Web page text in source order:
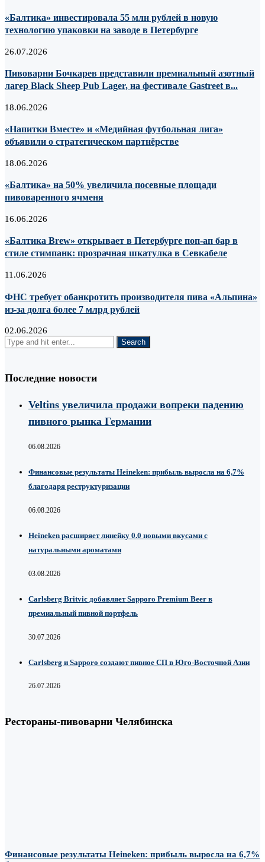
«Балтика» инвестировала 55 млн рублей в новую
технологию упаковки на заводе в Петербурге
26.07.2026
Пивоварни Бочкарев представили премиальный азотный
лагер Black Sheep Pub Lager, на фестивале Gastreet в...
18.06.2026
«Напитки Вместе» и «Медийная футбольная лига»
объявили о стратегическом партнёрстве
18.06.2026
«Балтика» на 50% увеличила посевные площади
пивоваренного ячменя
16.06.2026
«Балтика Brew» открывает в Петербурге поп-ап бар в
стиле стимпанк: прозрачная шкатулка в Севкабеле
11.06.2026
ФНС требует обанкротить производителя пива «Альпина»
из-за долга более 7 млрд рублей
02.06.2026
Последние новости
Veltins увеличила продажи вопреки падению
пивного рынка Германии
06.08.2026
Финансовые результаты Heineken: прибыль выросла на 6,7%
благодаря реструктуризации
06.08.2026
Heineken расширяет линейку 0.0 новыми вкусами с
натуральными ароматами
03.08.2026
Carlsberg Britvic добавляет Sapporo Premium Beer в
премиальный пивной портфель
30.07.2026
Carlsberg и Sapporo создают пивное СП в Юго-Восточной Азии
26.07.2026
Рестораны-пивоварни Челябинска
Финансовые результаты Heineken: прибыль выросла на 6,7%